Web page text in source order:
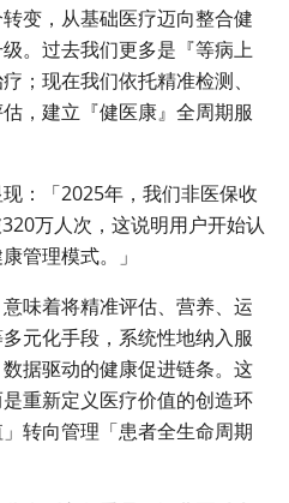
变，从基础医疗迈向整合健
。过去我们更多是『等病上
；现在我们依托精准检测、
，建立『健医康』全周期服
：「2025年，我们非医保收
万人次，这说明用户开始认
管理模式。」
味着将精准评估、营养、运
元化手段，系统性地纳入服
据驱动的健康促进链条。这
重新定义医疗价值的创造环
转向管理「患者全生命周期